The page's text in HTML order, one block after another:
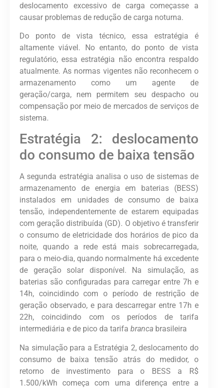
deslocamento excessivo de carga começasse a
causar problemas de redução de carga noturna.
Do ponto de vista técnico, essa estratégia é
altamente viável. No entanto, do ponto de vista
regulatório, essa estratégia não encontra respaldo
atualmente. As normas vigentes não reconhecem o
armazenamento como um agente de
geração/carga, nem permitem seu despacho ou
compensação por meio de mercados de serviços de
sistema.
Estratégia 2: deslocamento
do consumo de baixa tensão
A segunda estratégia analisa o uso de sistemas de
armazenamento de energia em baterias (BESS)
instalados em unidades de consumo de baixa
tensão, independentemente de estarem equipadas
com geração distribuída (GD). O objetivo é transferir
o consumo de eletricidade dos horários de pico da
noite, quando a rede está mais sobrecarregada,
para o meio-dia, quando normalmente há excedente
de geração solar disponível. Na simulação, as
baterias são configuradas para carregar entre 7h e
14h, coincidindo com o período de restrição de
geração observado, e para descarregar entre 17h e
22h, coincidindo com os períodos de tarifa
intermediária e de pico da tarifa branca brasileira
Na simulação para a Estratégia 2, deslocamento do
consumo de baixa tensão atrás do medidor, o
retorno de investimento para o BESS a R$
1.500/kWh começa com uma diferença entre a